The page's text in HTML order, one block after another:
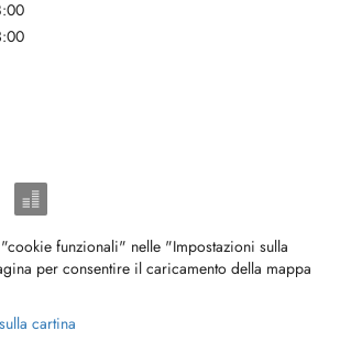
funzionali" nelle "Impostazioni sulla
per consentire il caricamento della mappa
cartina